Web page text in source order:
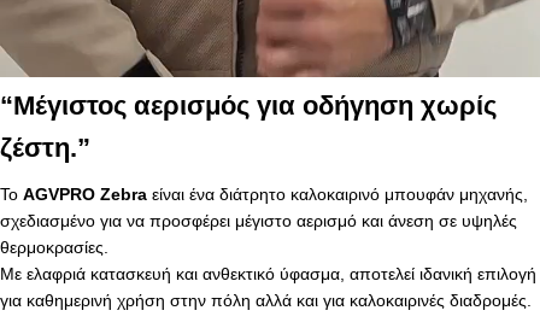
“Μέγιστος αερισμός για οδήγηση χωρίς
ζέστη.”
Το AGVPRO Zebra είναι ένα διάτρητο καλοκαιρινό μπουφάν μηχανής,
σχεδιασμένο για να προσφέρει μέγιστο αερισμό και άνεση σε υψηλές
θερμοκρασίες.
Με ελαφριά κατασκευή και ανθεκτικό ύφασμα, αποτελεί ιδανική επιλογή
για καθημερινή χρήση στην πόλη αλλά και για καλοκαιρινές διαδρομές.